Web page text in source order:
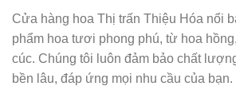
Cửa hàng hoa Thị trấn Thiệu Hóa nổi
phẩm hoa tươi phong phú, từ hoa
cúc. Chúng tôi luôn đảm bảo chất
bền lâu, đáp ứng mọi nhu cầu của